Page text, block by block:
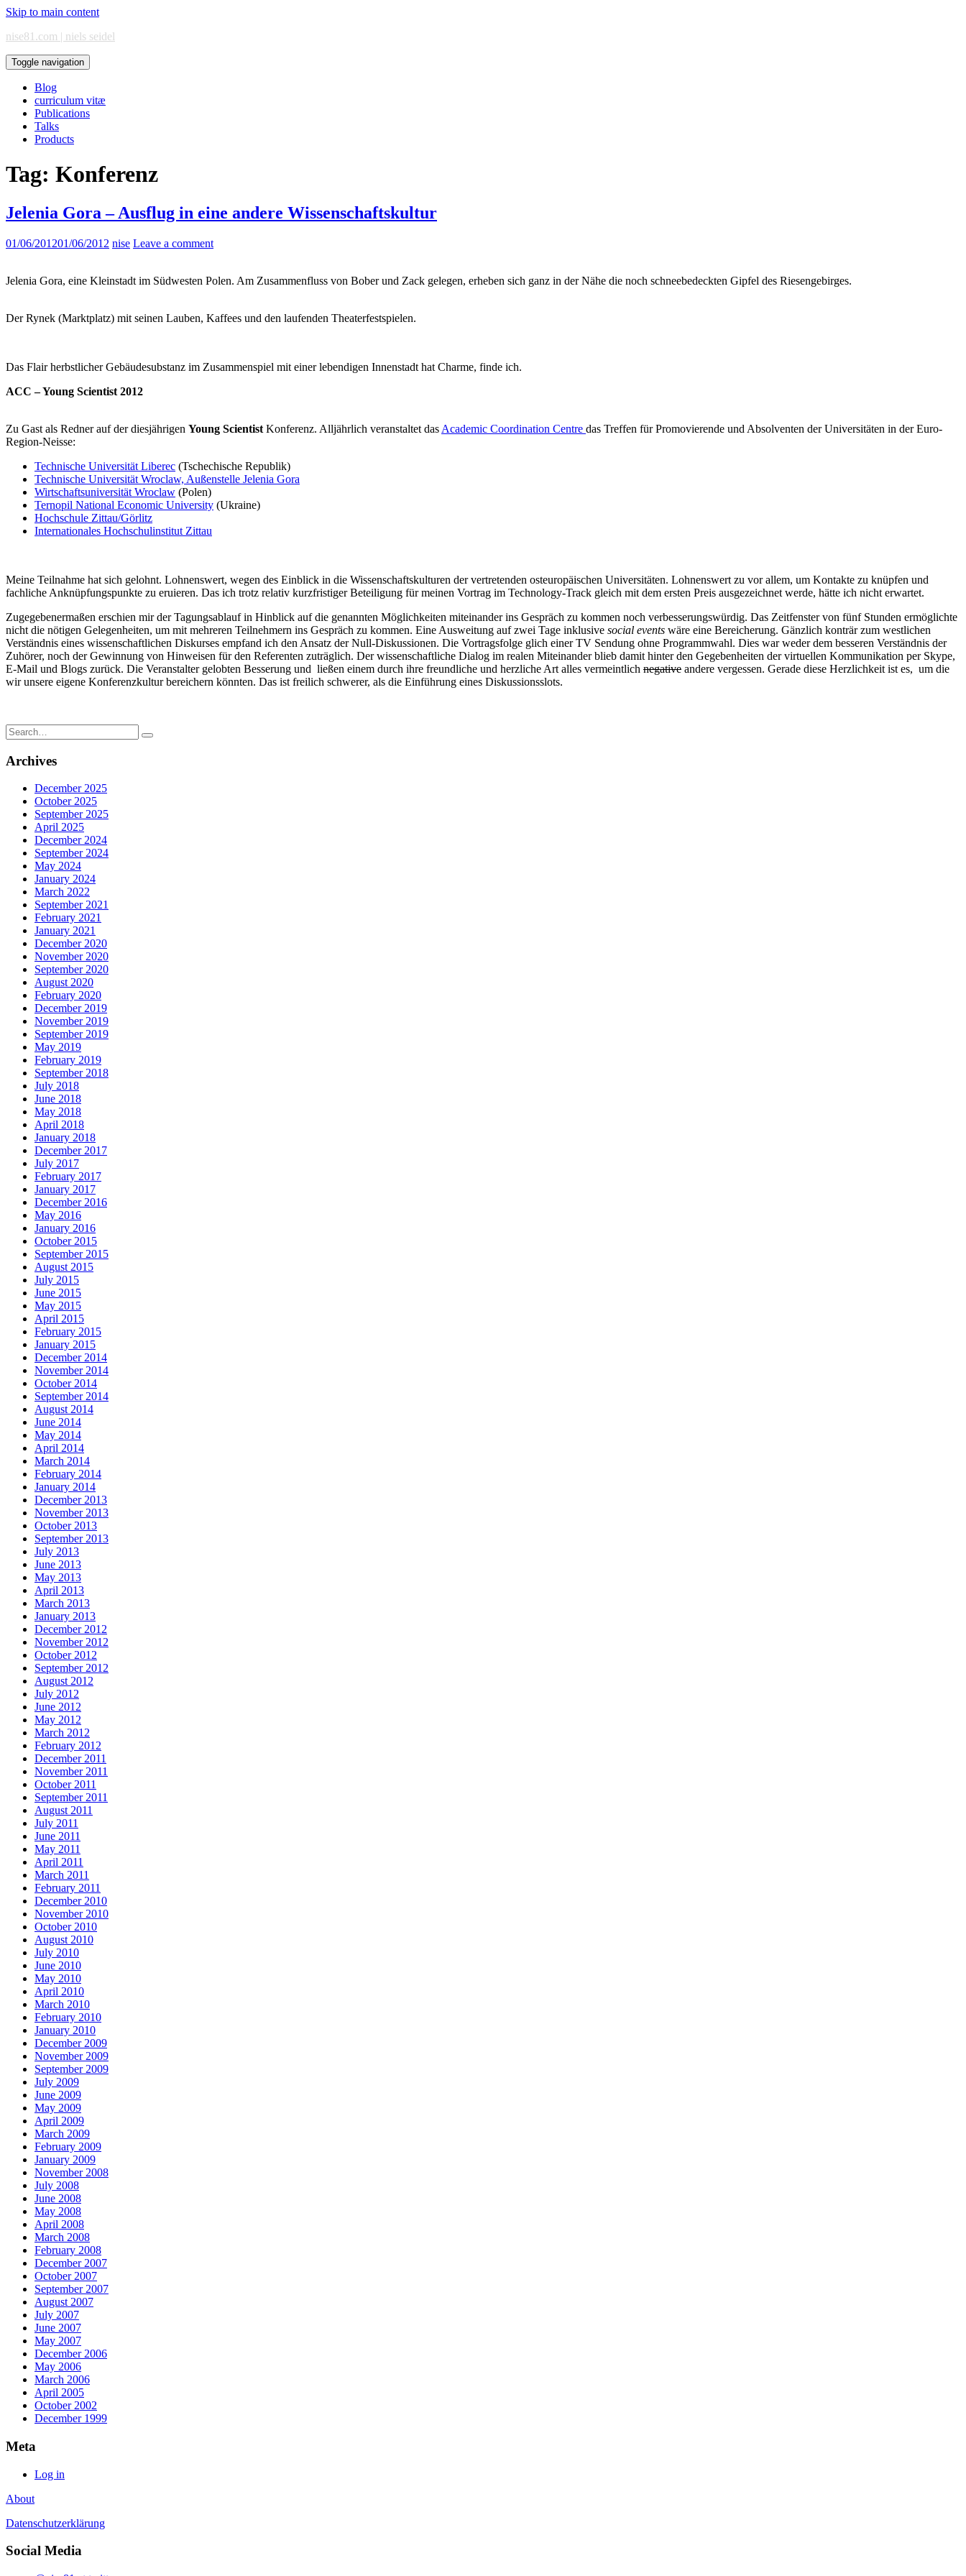
Skip to main content
nise81.com | niels seidel
Toggle navigation
Blog
curriculum vitæ
Publications
Talks
Products
Tag: Konferenz
Jelenia Gora – Ausflug in eine andere Wissenschaftskultur
01/06/201201/06/2012 nise Leave a comment
Jelenia Gora, eine Kleinstadt im Südwesten Polen. Am Zusammenfluss von Bober und Zack gelegen, erheben sich ganz in der Nähe die noch schneebedeckten Gipfel des Riesengebirges.
Der Rynek (Marktplatz) mit seinen Lauben, Kaffees und den laufenden Theaterfestspielen.
Das Flair herbstlicher Gebäudesubstanz im Zusammenspiel mit einer lebendigen Innenstadt hat Charme, finde ich.
ACC – Young Scientist 2012
Zu Gast als Redner auf der diesjährigen Young Scientist Konferenz. Alljährlich veranstaltet das Academic Coordination Centre das Treffen für Promovierende und Absolventen der Universitäten in der Euro-
Region-Neisse:
Technische Universität Liberec (Tschechische Republik)
Technische Universität Wroclaw, Außenstelle Jelenia Gora
Wirtschaftsuniversität Wroclaw (Polen)
Ternopil National Economic University (Ukraine)
Hochschule Zittau/Görlitz
Internationales Hochschulinstitut Zittau
Meine Teilnahme hat sich gelohnt. Lohnenswert, wegen des Einblick in die Wissenschaftskulturen der vertretenden osteuropäischen Universitäten. Lohnenswert zu vor allem, um Kontakte zu knüpfen und
fachliche Anknüpfungspunkte zu eruieren. Das ich trotz relativ kurzfristiger Beteiligung für meinen Vortrag im Technology-Track gleich mit dem ersten Preis ausgezeichnet werde, hätte ich nicht erwartet.
Zugegebenermaßen erschien mir der Tagungsablauf in Hinblick auf die genannten Möglichkeiten miteinander ins Gespräch zu kommen noch verbesserungswürdig. Das Zeitfenster von fünf Stunden ermöglichte
nicht die nötigen Gelegenheiten, um mit mehreren Teilnehmern ins Gespräch zu kommen. Eine Ausweitung auf zwei Tage inklusive social events wäre eine Bereicherung. Gänzlich konträr zum westlichen
Verständnis eines wissenschaftlichen Diskurses empfand ich den Ansatz der Null-Diskussionen. Die Vortragsfolge glich einer TV Sendung ohne Programmwahl. Dies war weder dem besseren Verständnis der
Zuhörer, noch der Gewinnung von Hinweisen für den Referenten zuträglich. Der wissenschaftliche Dialog im realen Miteinander blieb damit hinter den Gegebenheiten der virtuellen Kommunikation per Skype,
E-Mail und Blogs zurück. Die Veranstalter gelobten Besserung und ließen einem durch ihre freundliche und herzliche Art alles vermeintlich negative andere vergessen. Gerade diese Herzlichkeit ist es, um die
wir unsere eigene Konferenzkultur bereichern könnten. Das ist freilich schwerer, als die Einführung eines Diskussionsslots.
Search
for:
Archives
December 2025
October 2025
September 2025
April 2025
December 2024
September 2024
May 2024
January 2024
March 2022
September 2021
February 2021
January 2021
December 2020
November 2020
September 2020
August 2020
February 2020
December 2019
November 2019
September 2019
May 2019
February 2019
September 2018
July 2018
June 2018
May 2018
April 2018
January 2018
December 2017
July 2017
February 2017
January 2017
December 2016
May 2016
January 2016
October 2015
September 2015
August 2015
July 2015
June 2015
May 2015
April 2015
February 2015
January 2015
December 2014
November 2014
October 2014
September 2014
August 2014
June 2014
May 2014
April 2014
March 2014
February 2014
January 2014
December 2013
November 2013
October 2013
September 2013
July 2013
June 2013
May 2013
April 2013
March 2013
January 2013
December 2012
November 2012
October 2012
September 2012
August 2012
July 2012
June 2012
May 2012
March 2012
February 2012
December 2011
November 2011
October 2011
September 2011
August 2011
July 2011
June 2011
May 2011
April 2011
March 2011
February 2011
December 2010
November 2010
October 2010
August 2010
July 2010
June 2010
May 2010
April 2010
March 2010
February 2010
January 2010
December 2009
November 2009
September 2009
July 2009
June 2009
May 2009
April 2009
March 2009
February 2009
January 2009
November 2008
July 2008
June 2008
May 2008
April 2008
March 2008
February 2008
December 2007
October 2007
September 2007
August 2007
July 2007
June 2007
May 2007
December 2006
May 2006
March 2006
April 2005
October 2002
December 1999
Meta
Log in
About
Datenschutzerklärung
Social Media